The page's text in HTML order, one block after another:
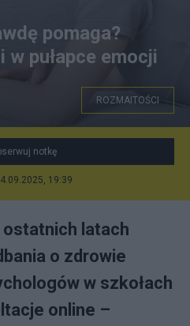
pomaga?
w pułapce emocji
ROZMAITOŚCI
notkę
19:39
ostatnich latach
o zdrowie
w szkołach
online –